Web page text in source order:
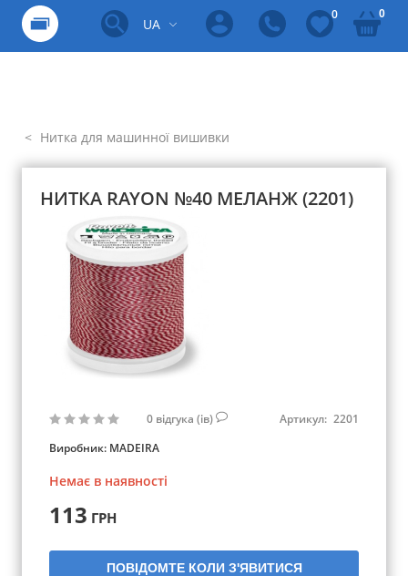
UA
0 0
Нитка для машинної вишивки
НИТКА RAYON №40 МЕЛАНЖ (2201)
0 відгука (ів) Артикул: 2201
Виробник: MADEIRA
Немає в наявності
113 ГРН
ПОВІДОМТЕ КОЛИ З'ЯВИТИСЯ